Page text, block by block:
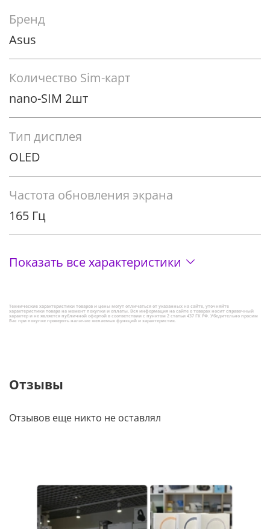
Бренд
Asus
Количество Sim-карт
nano-SIM 2шт
Тип дисплея
OLED
Частота обновления экрана
165 Гц
Показать все характеристики
Технические характеристики товаров и цены могут отличаться от указанных на сайте, уточняйте
характеристики товара на момент покупки и оплаты. Вся информация на сайте о товарах носит справочный
характер и не является публичной офертой в соответствии с пунктом 2 статьи 437 ГК РФ. Убедительно просим
Вас при покупке проверять наличие желаемых функций и характеристик.
Отзывы
Отзывов еще никто не оставлял